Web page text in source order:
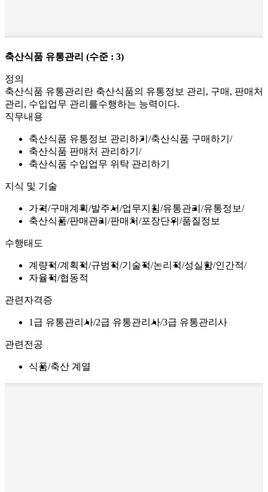
축산식품 유통관리 (수준 : 3)
정의
축산식품 유통관리란 축산식품의 유통정보 관리, 구매, 판매처
관리, 수입업무 관리를수행하는 능력이다.
직무내용
축산식품 유통정보 관리하기
축산식품 구매하기
축산식품 판매처 관리하기
축산식품 수입업무 위탁 관리하기
지식 및 기술
가격 구매계획 발주서 업무지침 유통관리 유통정보
축산식품 판매관리 판매처 포장단위 품질정보
수행태도
계량적 계획적 규범적 기술적 논리적 성실함 인간적
자율적 협동적
관련자격증
1급 유통관리사 2급 유통관리사 3급 유통관리사
관련전공
식품 축산 계열